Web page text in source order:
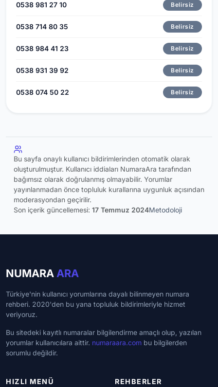
0538 981 27 10 Belirsiz
0538 714 80 35 Belirsiz
0538 984 41 23 Belirsiz
0538 931 39 92 Belirsiz
0538 074 50 22 Belirsiz
Bu sayfa onaylı kullanıcı bildirimlerinden otomatik olarak
oluşturulmuştur. Kullanıcı iddiaları NumaraAra tarafından
bağımsız olarak doğrulanmış olmayabilir. Yorumlar
yayınlanmadan önce topluluk kurallarına uygunluk açısından
moderasyondan geçirilir.
Son içerik güncellemesi: 17 Temmuz 2024Metodoloji
NUMARA ARA
Türkiye'nin kullanıcı yorumlarına dayalı bilinmeyen numara
rehberi. 2020'den bu yana topluluk bildirimleriyle hizmet
veriyoruz.
Bu sitedeki kayıtlı numaralar bilgilendirme amaçlı olup, yazılan
yorumlar kullanıcılara aittir. numaraara.com bu bilgilerden
sorumlu değildir.
HIZLI MENÜ REHBERLER